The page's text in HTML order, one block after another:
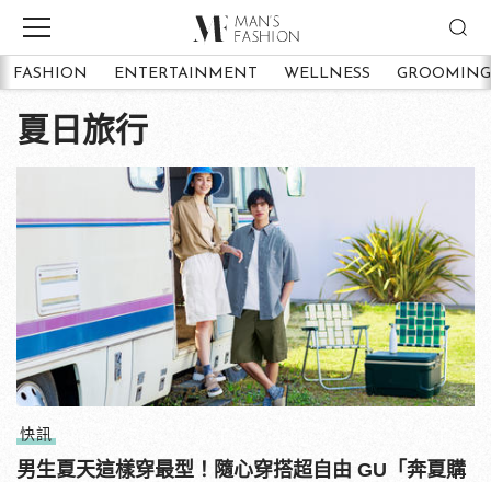
FASHION ENTERTAINMENT WELLNESS GROOMING
夏日旅行
快訊
男生夏天這樣穿最型！隨心穿搭超自由 GU「奔夏購